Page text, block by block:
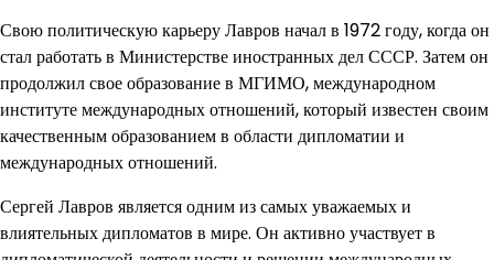
Свою политическую карьеру Лавров начал в 1972 году, когда он
стал работать в Министерстве иностранных дел СССР. Затем он
продолжил свое образование в МГИМО, международном
институте международных отношений, который известен своим
качественным образованием в области дипломатии и
международных отношений.
Сергей Лавров является одним из самых уважаемых и
влиятельных дипломатов в мире. Он активно участвует в